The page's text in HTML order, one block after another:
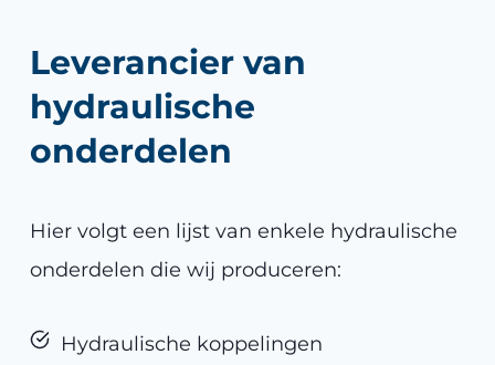
Leverancier van
hydraulische
onderdelen
Hier volgt een lijst van enkele hydraulische
onderdelen die wij produceren:
Hydraulische koppelingen